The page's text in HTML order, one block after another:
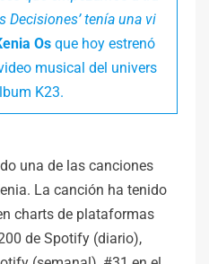
Decisiones’ tenía una vi
Os que hoy estrenó
musical del univers
K23.
una de las canciones
La canción ha tenido
charts de plataformas
de Spotify (diario),